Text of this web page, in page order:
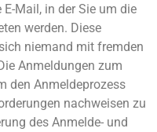
Mail, in der Sie um die
werden. Diese
niemand mit fremden
Anmeldungen zum
den Anmeldeprozess
nachweisen zu
des Anmelde- und